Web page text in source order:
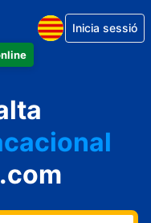
Inicia sessió